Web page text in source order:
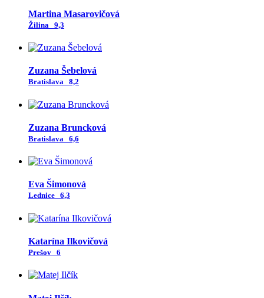
Martina Masarovičová
Žilina 9,3
Zuzana Šebelová
Bratislava 8,2
Zuzana Bruncková
Bratislava 6,6
Eva Šimonová
Lednice 6,3
Katarína Ilkovičová
Prešov 6